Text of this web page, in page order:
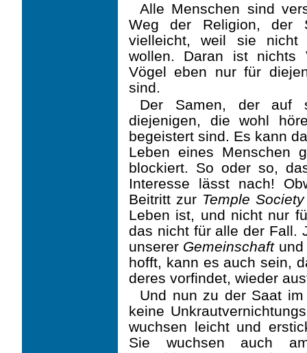
Alle Menschen sind
Weg der Religion, der
vielleicht, weil sie nicht
wollen. Daran ist nichts
Vögel eben nur für
sind.
Der Samen, der auf
diejenigen, die wohl
begeistert sind. Es kann
Leben ei­nes Menschen
blockiert. So oder so,
Interesse lässt nach!
Beitritt zur Temple Soci­ety
Leben ist, und nicht nur
das nicht für alle der Fall.
unserer Gemeinschaftund
hofft, kann es auch sein,
deres vorfindet, wieder
Und nun zu der Saat
keine
wuchsen leicht und
Sie wuchsen auch